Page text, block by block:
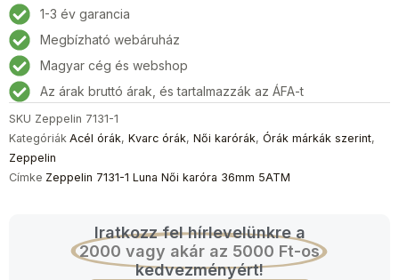
36mm
5ATM
mennyiség
1-3 év garancia
Megbízható webáruház
Magyar cég és webshop
Az árak bruttó árak, és tartalmazzák az ÁFA-t
SKU Zeppelin 7131-1
Kategóriák Acél órák, Kvarc órák, Női karórák, Órák márkák szerint,
Zeppelin
Címke Zeppelin 7131-1 Luna Női karóra 36mm 5ATM
Iratkozz fel hírlevelünkre a
2000 vagy akár az 5000 Ft-os
kedvezményért!